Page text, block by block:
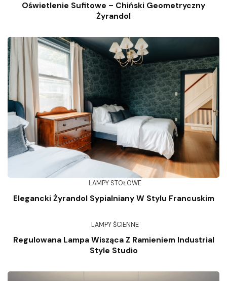
Oświetlenie Sufitowe – Chiński Geometryczny
Żyrandol
LAMPY STOŁOWE
Elegancki Żyrandol Sypialniany W Stylu Francuskim
LAMPY ŚCIENNE
Regulowana Lampa Wisząca Z Ramieniem Industrial
Style Studio